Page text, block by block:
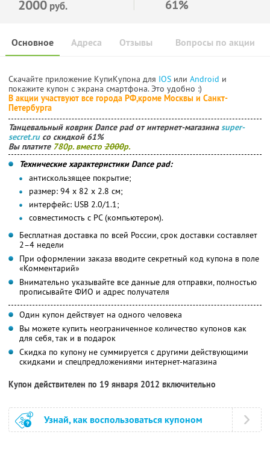
2000 руб. 61%
Основное Отзывы Вопросы по акции
Адреса
Скачайте приложение КупиКупона для IOS или Android и
покажите купон с экрана смартфона. Это удобно :)
В акции участвуют все города РФ,кроме Москвы и Санкт-
Петербурга
Танцевальный коврик Dance pad от интернет-магазинаsuper-
secret.ruсо скидкой 61%
Вы платите 780р. вместо 2000р.
Технические характеристики Dance pad:
антискользящее покрытие;
размер: 94 х 82 х 2.8 см;
интерфейс: USB 2.0/1.1;
совместимость с PC (компьютером).
Бесплатная доставка по всей России, срок доставки составляет
2–4 недели
При оформлении заказа вводите секретный код купона в поле
«Комментарий»
Внимательно указывайте все данные для отправки, полностью
прописывайте ФИО и адрес получателя
Один купон действует на одного человека
Вы можете купить неограниченное количество купонов как
для себя, так и в подарок
Скидка по купону не суммируется с другими действующими
скидками и спецпредложениями интернет-магазина
Купон действителен по 19 января 2012 включительно
Узнай, как воспользоваться купоном